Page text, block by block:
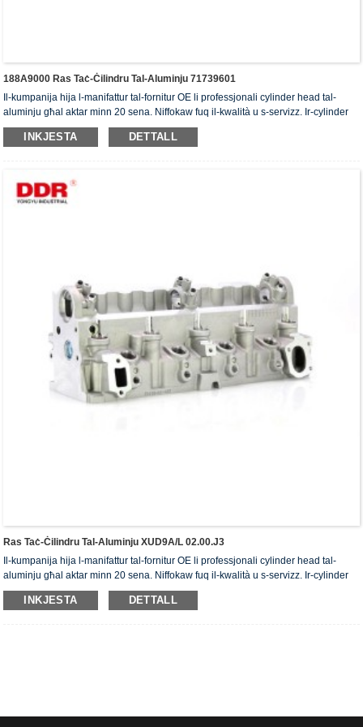
188A9000 Ras Taċ-Ċilindru Tal-Aluminju 71739601
Il-kumpanija hija l-manifattur tal-fornitur OE li professjonali cylinder head tal-
aluminju għal aktar minn 20 sena. Niffokaw fuq il-kwalità u s-servizz. Ir-cylinder
head jiksbu ċ-ċertifikat ta' awtentikazzjoni ISO16949, "ir-ras taċ-ċilindru b'siġillar
għoli", "il-ħajja utli twila tar-ras taċ-ċilindru" u l-5 brevetti l-oħra tal-mudell ta'
INKJESTA DETTALL
Ras Taċ-Ċilindru Tal-Aluminju XUD9A/L 02.00.J3
Il-kumpanija hija l-manifattur tal-fornitur OE li professjonali cylinder head tal-
aluminju għal aktar minn 20 sena. Niffokaw fuq il-kwalità u s-servizz. Ir-cylinder
head jiksbu ċ-ċertifikat ta' awtentikazzjoni ISO16949, "ir-ras taċ-ċilindru b'siġillar
għoli", "il-ħajja utli twila tar-ras taċ-ċilindru" u l-5 brevetti l-oħra tal-mudell ta'
INKJESTA DETTALL